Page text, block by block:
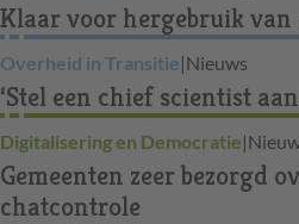
Klaar voor hergebruik van
Overheid in Transitie|Nieuws
‘Stel een chief scientist
Digitalisering en Democratie|
Gemeenten zeer bezorgd
chatcontrole